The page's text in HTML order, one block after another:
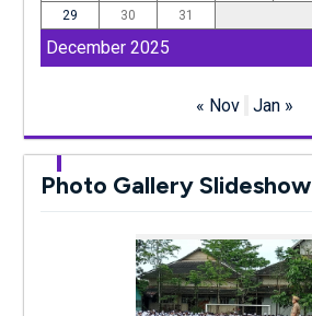
December 2025
29
30 31
« Nov Jan »
Photo Gallery Slideshow